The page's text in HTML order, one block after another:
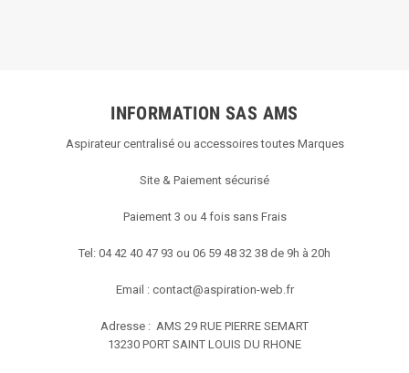
INFORMATION SAS AMS
Aspirateur centralisé ou accessoires toutes Marques
Site & Paiement sécurisé
Paiement 3 ou 4 fois sans Frais
Tel: 04 42 40 47 93 ou 06 59 48 32 38 de 9h à 20h
Email : contact@aspiration-web.fr
Adresse : AMS 29 RUE PIERRE SEMART
13230 PORT SAINT LOUIS DU RHONE